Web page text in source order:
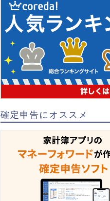
確定申告にオススメ